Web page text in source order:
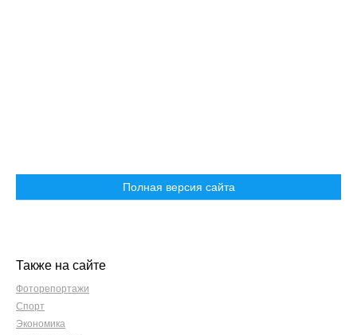
Полная версия сайта
Также на сайте
Фоторепортажи
Спорт
Экономика